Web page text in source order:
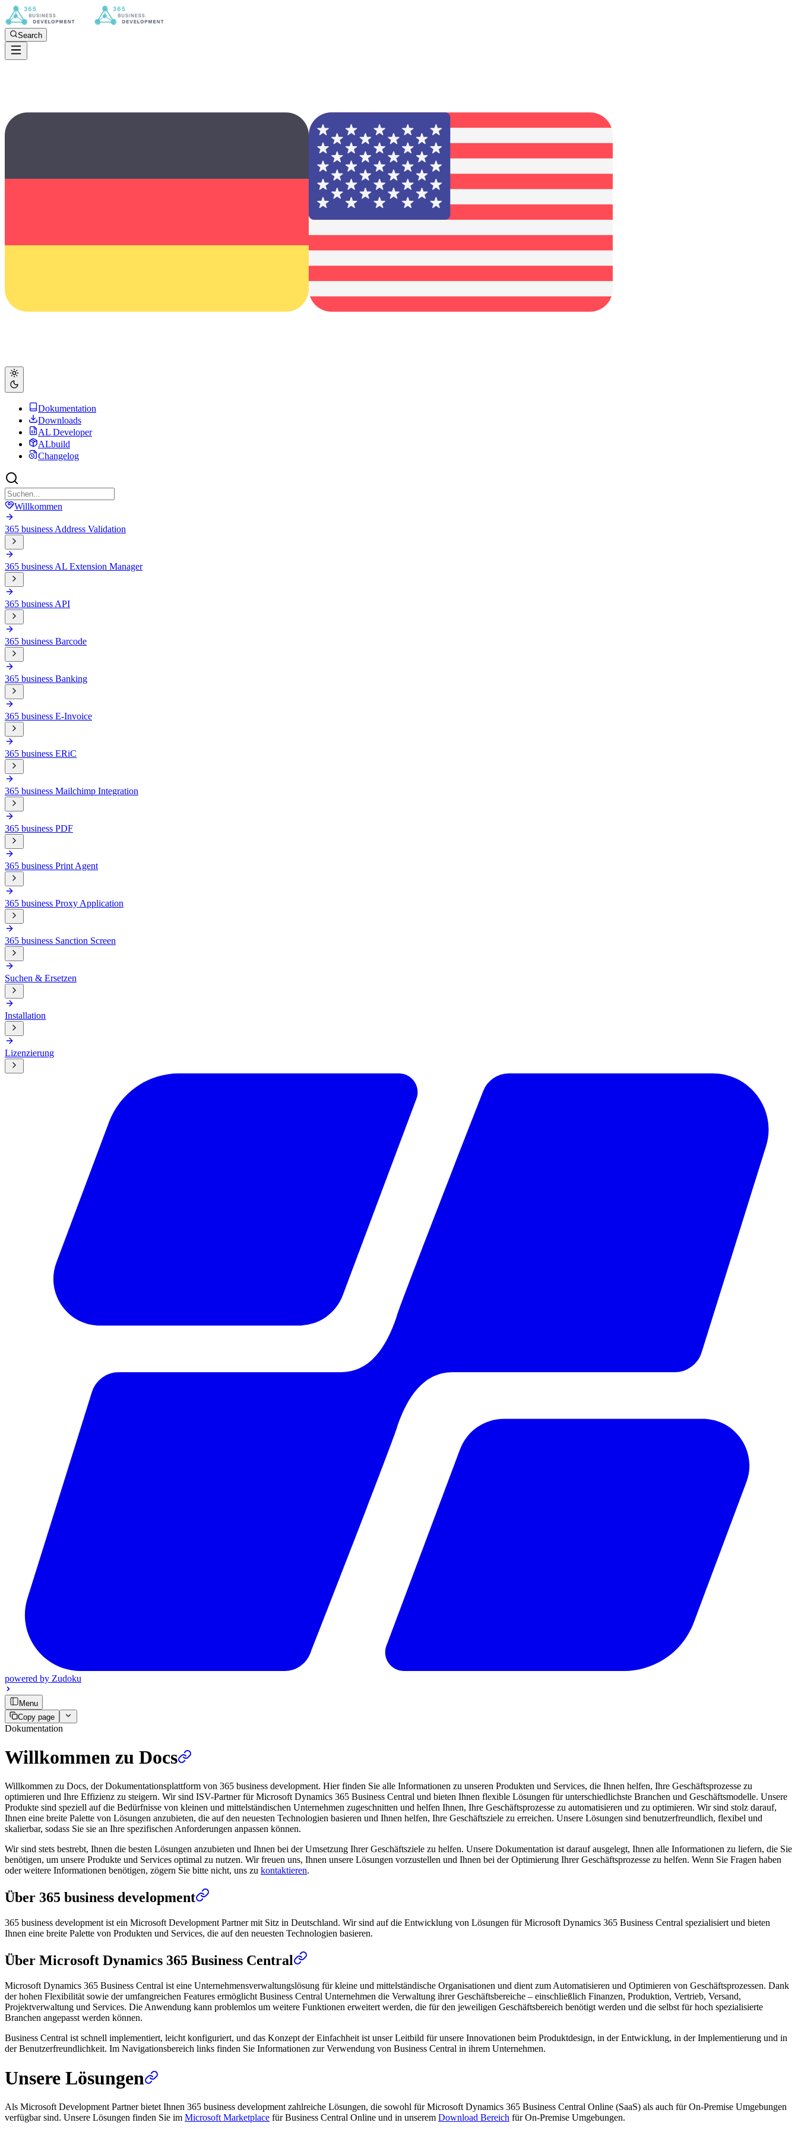
Search
Dokumentation
Downloads
AL Developer
ALbuild
Changelog
Willkommen
365 business Address Validation
365 business AL Extension Manager
365 business API
365 business Barcode
365 business Banking
365 business E-Invoice
365 business ERiC
365 business Mailchimp Integration
365 business PDF
365 business Print Agent
365 business Proxy Application
365 business Sanction Screen
Suchen & Ersetzen
Installation
Lizenzierung
powered by Zudoku
Menu
Copy page
Dokumentation
Willkommen zu Docs
Willkommen zu Docs, der Dokumentationsplattform von 365 business development. Hier finden Sie alle Informationen zu unseren Produkten und Services, die Ihnen helfen, Ihre Geschäftsprozesse zu
optimieren und Ihre Effizienz zu steigern. Wir sind ISV-Partner für Microsoft Dynamics 365 Business Central und bieten Ihnen flexible Lösungen für unterschiedlichste Branchen und Geschäftsmodelle. Unsere
Produkte sind speziell auf die Bedürfnisse von kleinen und mittelständischen Unternehmen zugeschnitten und helfen Ihnen, Ihre Geschäftsprozesse zu automatisieren und zu optimieren. Wir sind stolz darauf,
Ihnen eine breite Palette von Lösungen anzubieten, die auf den neuesten Technologien basieren und Ihnen helfen, Ihre Geschäftsziele zu erreichen. Unsere Lösungen sind benutzerfreundlich, flexibel und
skalierbar, sodass Sie sie an Ihre spezifischen Anforderungen anpassen können.
Wir sind stets bestrebt, Ihnen die besten Lösungen anzubieten und Ihnen bei der Umsetzung Ihrer Geschäftsziele zu helfen. Unsere Dokumentation ist darauf ausgelegt, Ihnen alle Informationen zu liefern, die Sie
benötigen, um unsere Produkte und Services optimal zu nutzen. Wir freuen uns, Ihnen unsere Lösungen vorzustellen und Ihnen bei der Optimierung Ihrer Geschäftsprozesse zu helfen. Wenn Sie Fragen haben
oder weitere Informationen benötigen, zögern Sie bitte nicht, uns zu kontaktieren.
Über 365 business development
365 business development ist ein Microsoft Development Partner mit Sitz in Deutschland. Wir sind auf die Entwicklung von Lösungen für Microsoft Dynamics 365 Business Central spezialisiert und bieten
Ihnen eine breite Palette von Produkten und Services, die auf den neuesten Technologien basieren.
Über Microsoft Dynamics 365 Business Central
Microsoft Dynamics 365 Business Central ist eine Unternehmensverwaltungslösung für kleine und mittelständische Organisationen und dient zum Automatisieren und Optimieren von Geschäftsprozessen. Dank
der hohen Flexibilität sowie der umfangreichen Features ermöglicht Business Central Unternehmen die Verwaltung ihrer Geschäftsbereiche – einschließlich Finanzen, Produktion, Vertrieb, Versand,
Projektverwaltung und Services. Die Anwendung kann problemlos um weitere Funktionen erweitert werden, die für den jeweiligen Geschäftsbereich benötigt werden und die selbst für hoch spezialisierte
Branchen angepasst werden können.
Business Central ist schnell implementiert, leicht konfiguriert, und das Konzept der Einfachheit ist unser Leitbild für unsere Innovationen beim Produktdesign, in der Entwicklung, in der Implementierung und in
der Benutzerfreundlichkeit. Im Navigationsbereich links finden Sie Informationen zur Verwendung von Business Central in ihrem Unternehmen.
Unsere Lösungen
Als Microsoft Development Partner bietet Ihnen 365 business development zahlreiche Lösungen, die sowohl für Microsoft Dynamics 365 Business Central Online (SaaS) als auch für On-Premise Umgebungen
verfügbar sind. Unsere Lösungen finden Sie im Microsoft Marketplace für Business Central Online und in unserem Download Bereich für On-Premise Umgebungen.